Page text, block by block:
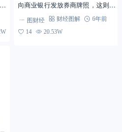
向商业银行发放券商牌照，这则消
息引起了市场的强烈反应，大家纷
纷猜测：混业经营是真的要来了
图财经 财经图解
6年前
14
20.53W